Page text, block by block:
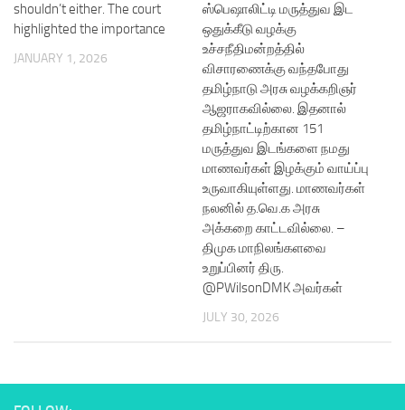
shouldn’t either. The court
highlighted the importance
JANUARY 1, 2026
ஸ்பெஷாலிட்டி மருத்துவ இட
ஒதுக்கீடு வழக்கு
உச்சநீதிமன்றத்தில்
விசாரணைக்கு வந்தபோது
தமிழ்நாடு அரசு வழக்கறிஞர்
ஆஜராகவில்லை. இதனால்
தமிழ்நாட்டிற்கான 151
மருத்துவ இடங்களை நமது
மாணவர்கள் இழக்கும் வாய்ப்பு
உருவாகியுள்ளது. மாணவர்கள்
நலனில் த.வெ.க அரசு
அக்கறை காட்டவில்லை. –
திமுக மாநிலங்களவை
உறுப்பினர் திரு.
@PWilsonDMK அவர்கள்
JULY 30, 2026